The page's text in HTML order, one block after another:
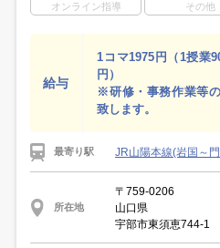
オンライン指導 その他
給与
1コマ1975円（1授業
円）
※研修・事務作業等
致します。
最寄り駅 JR山陽本線(岩国～
所在地
〒759-0206
山口県
宇部市東須恵744-1